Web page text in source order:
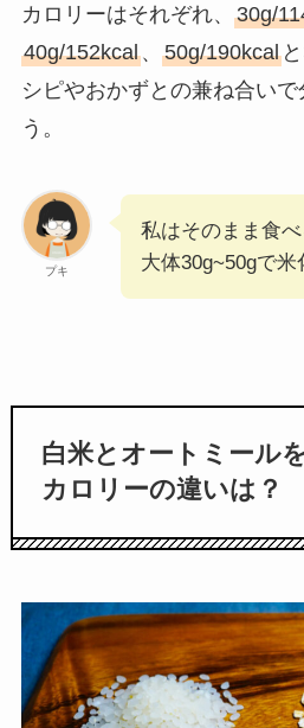
カロリーはそれぞれ、 30g/
40g/152kcal、 50g/190kcal
シピやおかずとの兼ね合いで
う。
プキ
私はそのまま食
大体30g~50gで米
白米とオートミール
カロリーの違いは？